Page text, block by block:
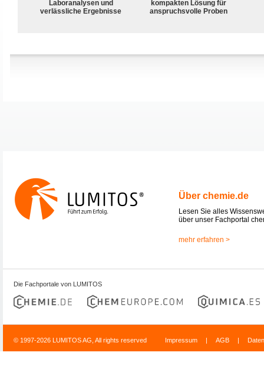
Laboranalysen und
verlässliche Ergebnisse
kompakten Lösung für
anspruchsvolle Proben
Über chemie.de
Lesen Sie alles
über unser Fachportal
mehr erfahren >
Die Fachportale von LUMITOS
© 1997-2026 LUMITOS AG, All rights reserved Impressum | AGB |